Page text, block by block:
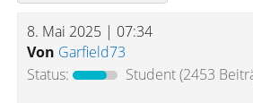
8. Mai 2025 | 07:34
Von Garfield73
Status:
Student(2453